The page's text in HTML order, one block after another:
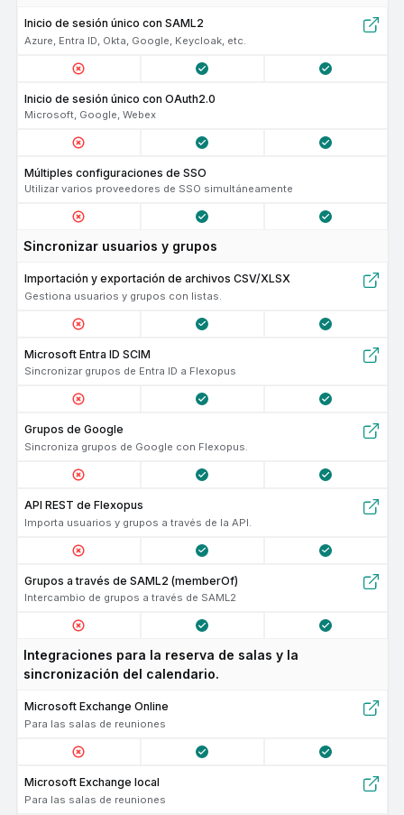
Inicio de sesión único con SAML2
Azure, Entra ID, Okta, Google, Keycloak, etc.
Inicio de sesión único con OAuth2.0
Microsoft, Google, Webex
Múltiples configuraciones de SSO
Utilizar varios proveedores de SSO simultáneamente
Sincronizar usuarios y grupos
Importación y exportación de archivos CSV/XLSX
Gestiona usuarios y grupos con listas.
Microsoft Entra ID SCIM
Sincronizar grupos de Entra ID a Flexopus
Grupos de Google
Sincroniza grupos de Google con Flexopus.
API REST de Flexopus
Importa usuarios y grupos a través de la API.
Grupos a través de SAML2 (memberOf)
Intercambio de grupos a través de SAML2
Integraciones para la reserva de salas y la
sincronización del calendario.
Microsoft Exchange Online
Para las salas de reuniones
Microsoft Exchange local
Para las salas de reuniones